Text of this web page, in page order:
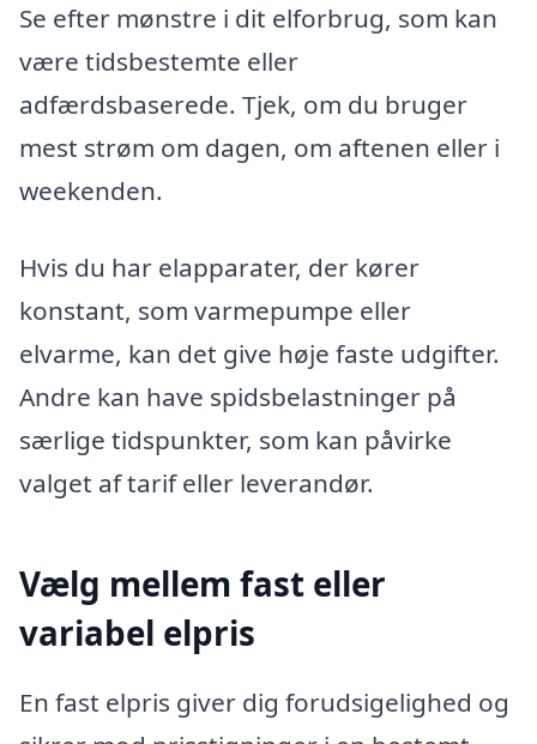
Se efter mønstre i dit elforbrug, som kan
være tidsbestemte eller
adfærdsbaserede. Tjek, om du bruger
mest strøm om dagen, om aftenen eller i
weekenden.
Hvis du har elapparater, der kører
konstant, som varmepumpe eller
elvarme, kan det give høje faste udgifter.
Andre kan have spidsbelastninger på
særlige tidspunkter, som kan påvirke
valget af tarif eller leverandør.
Vælg mellem fast eller
variabel elpris
En fast elpris giver dig forudsigelighed og